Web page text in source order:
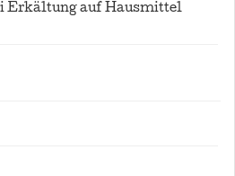
Erkältung auf Hausmittel